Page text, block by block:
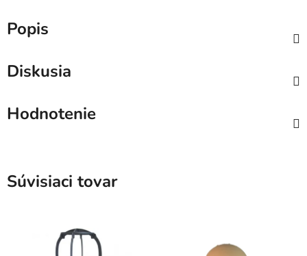
Popis
Diskusia
Hodnotenie
Súvisiaci tovar